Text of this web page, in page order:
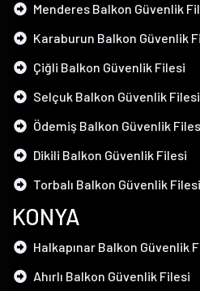
Menderes Balkon Güvenlik
Karaburun Balkon Güvenlik
Çiğli Balkon Güvenlik Filesi
Selçuk Balkon Güvenlik Filesi
Ödemiş Balkon Güvenlik
Dikili Balkon Güvenlik Filesi
Torbalı Balkon Güvenlik Filesi
KONYA
Halkapınar Balkon Güvenlik
Ahırlı Balkon Güvenlik Filesi